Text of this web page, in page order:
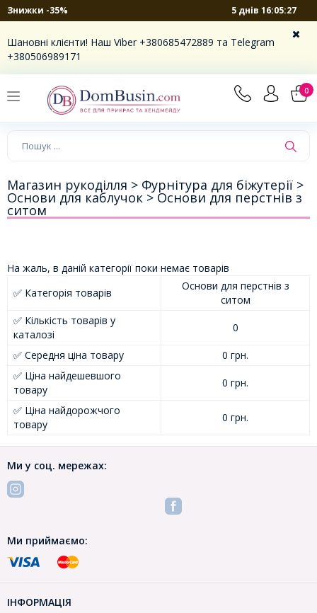
Знижки -35% 5 днів 16:05:27
Шановні клієнти! Наш Viber +380685472889 та Telegram
+380506989171
0
Магазин рукоділля > Фурнітура для біжутерії >
Основи для каблучок > Основи для перстнів з
ситом
На жаль, в даній категорії поки немає товарів
✅ Категорія товарів
Основи для перстнів з
ситом
✅ Кількість товарів у
каталозі
0
✅ Середня ціна товару
0 грн.
✅ Ціна найдешевшого
товару
0 грн.
✅ Ціна найдорожчого
товару
0 грн.
Ми у соц. мережах:
Ми приймаємо:
ІНФОРМАЦІЯ